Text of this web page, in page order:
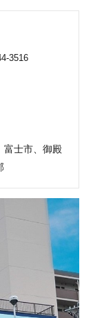
3516
富士市、御殿